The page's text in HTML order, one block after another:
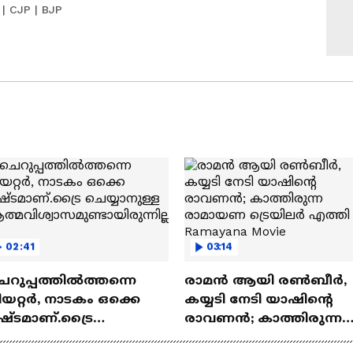
CJP | BJP
02:41
നാടകം ഒക്കെ
03:14
രാമന്‍ ആയി രൺബീർ,
കയ്യടി നേടി യാഷിന്റെ
രാവണൻ; കാത്തിരുന്ന
രാമായണ ട്രെയിലർ